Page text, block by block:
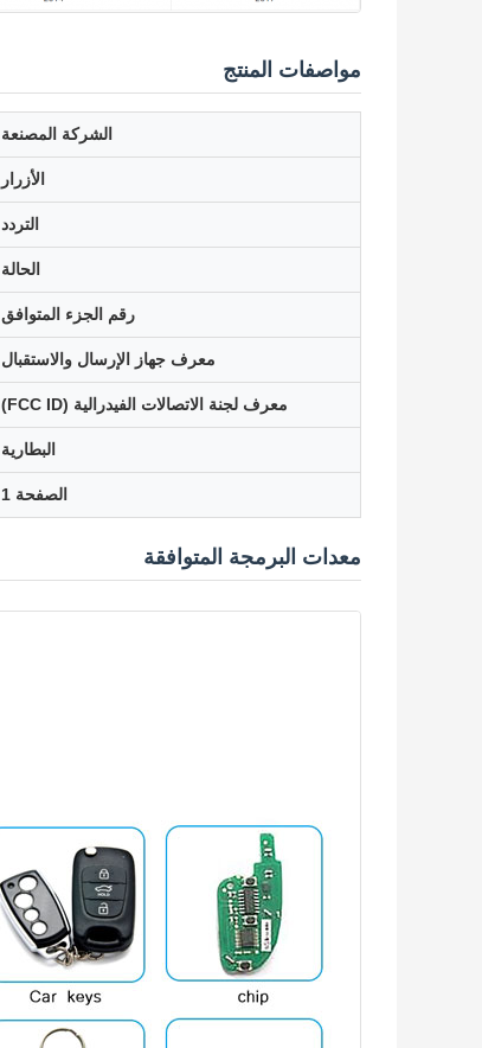
مواصفات المنتج
الشركة المصنعة
الأزرار
التردد
الحالة
رقم الجزء المتوافق
معرف جهاز الإرسال والاستقبال
معرف لجنة الاتصالات الفيدرالية (FCC ID)
البطارية
الصفحة 1
معدات البرمجة المتوافقة